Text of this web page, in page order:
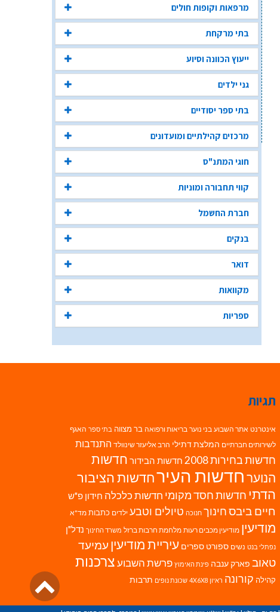
מרפאות וקופות חולים
בתי מרקחת
ייעוץ הכוונה וסיוע
גני ילדים
בתי ספר יסודיים
מרכזים קהילתיים ומועדונים
חוגי המתנ"ס
קווי תחבורה ומוניות
חברת החשמל
בנקים
דואר
מקוואות
ספריות
תגיות
אינטרנט אתר השבוע בני נוער בריאות ורפואה בר מצווה בתי ספר האגף
לשירותים חברתיים המלצת דתילי הרב אליעזר שינוולד התנדבות
חדשות בחירות 2008 חדשות הבידור חדשות
הנוערחדשות העירחדשות הציבור
הדתי חדשות חסד מקומי חדשות כלכלה חידון פ"ש
חיים ביבסחינוך חנוכה טיולים וטבע ילדים כתבות מד"א
מודיעין מודיעין מכבים רעות מלחמת חרבות ברזל משרד החינוך נדל"ן
נפתלי בנט נשים ספורט ספרים עיריית מודיעין עמיעד
טאוב פארק ענבה פינת האימוץ פרשת השבועצרכנות
קהילה קורונה ראיון 4X6X8 שכונת נופים תרבות